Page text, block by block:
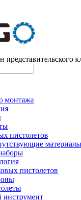
представительского
монтажа
пистолетов
материалы
пистолетов
инструмент